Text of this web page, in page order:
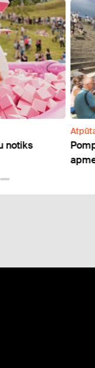
notiks